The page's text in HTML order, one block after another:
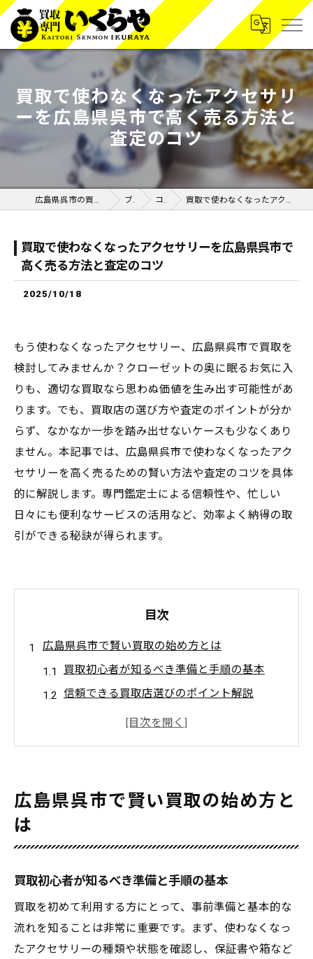
買取で使わなくなったアクセサリ
ーを広島県呉市で高く売る方法と
査定のコツ
広島県呉市の買取なら買取専門いくらや呉広店 ブログ コラム 買取で使わなくなったアクセサリーを広島県呉市で高く売る方法と査定のコツ
買取で使わなくなったアクセサリーを広島県呉市で
高く売る方法と査定のコツ
2025/10/18
もう使わなくなったアクセサリー、広島県呉市で買取を
検討してみませんか？クローゼットの奥に眠るお気に入
りも、適切な買取なら思わぬ価値を生み出す可能性があ
ります。でも、買取店の選び方や査定のポイントが分か
らず、なかなか一歩を踏み出せないケースも少なくあり
ません。本記事では、広島県呉市で使わなくなったアク
セサリーを高く売るための賢い方法や査定のコツを具体
的に解説します。専門鑑定士による信頼性や、忙しい
日々にも便利なサービスの活用など、効率よく納得の取
引ができる秘訣が得られます。
目次
広島県呉市で賢い買取の始め方とは
買取初心者が知るべき準備と手順の基本
信頼できる買取店選びのポイント解説
使わなくなったアクセサリー買取の流れ
使わなくなったアクセサリーが高く売れる理由
買取市場でアクセサリーが注目される背景
使わなくなった品が人気になる理由を解説
買取価格が上がるタイミングと選び方
ブランドや素材別に見る買取価値の違い
手間なくできる買取サービスの活用術
広島県呉市で賢い買取の始め方と
は
買取初心者が知るべき準備と手順の基本
買取を初めて利用する方にとって、事前準備と基本的な
流れを知ることは非常に重要です。まず、使わなくなっ
たアクセサリーの種類や状態を確認し、保証書や箱など